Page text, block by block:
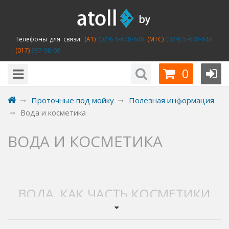
Телефоны для связи: (A1)(029) 6-648-648 (MTC)(029) 5-648-648
(017)397-98-66
0
Проточные под мойку
Полезная информация
Вода и косметика
ВОДА И КОСМЕТИКА
ВОДА, КАК ЧАСТЬ КОСМЕТИКИ
ПО УХОДУ ЗА КОЖЕЙ И